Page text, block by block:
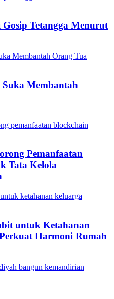
Tetangga Menurut
Membantah
Pemanfaatan
Tata Kelola
untuk Ketahanan
Harmoni Rumah